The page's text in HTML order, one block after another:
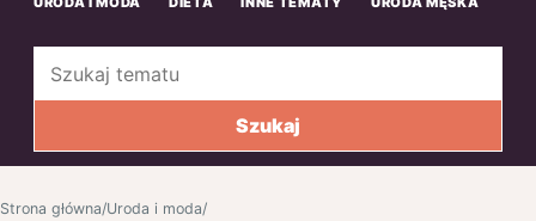
Szukaj
Szukaj
Strona główna/Uroda i moda/